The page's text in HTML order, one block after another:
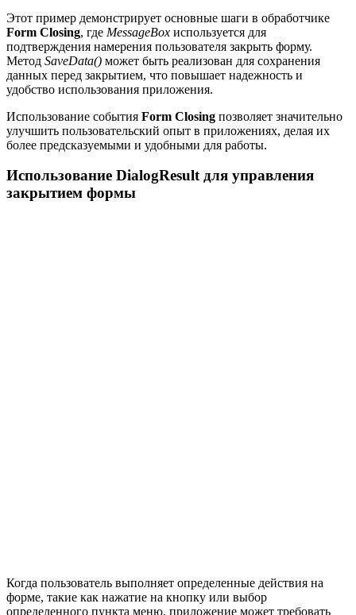
Этот пример демонстрирует основные шаги в обработчике
Form Closing, где MessageBox используется для
подтверждения намерения пользователя закрыть форму.
Метод SaveData() может быть реализован для сохранения
данных перед закрытием, что повышает надежность и
удобство использования приложения.
Использование события Form Closing позволяет значительно
улучшить пользовательский опыт в приложениях, делая их
более предсказуемыми и удобными для работы.
Использование DialogResult для управления
закрытием формы
Когда пользователь выполняет определенные действия на
форме, такие как нажатие на кнопку или выбор
определенного пункта меню, приложение может требовать